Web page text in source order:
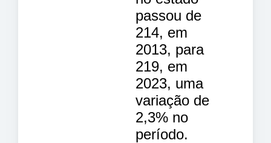
passou de
214, em
2013, para
219, em
2023, uma
variação de
2,3% no
período.